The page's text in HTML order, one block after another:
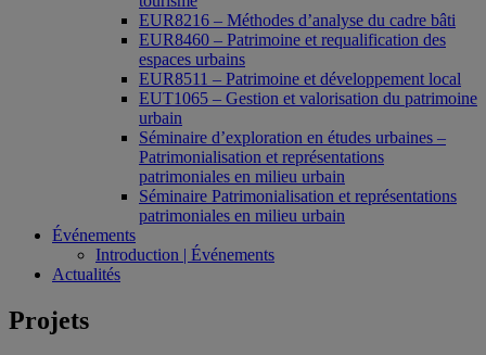
EUR8216 – Méthodes d’analyse du cadre bâti
EUR8460 – Patrimoine et requalification des
espaces urbains
EUR8511 – Patrimoine et développement local
EUT1065 – Gestion et valorisation du patrimoine
urbain
Séminaire d’exploration en études urbaines –
Patrimonialisation et représentations
patrimoniales en milieu urbain
Séminaire Patrimonialisation et représentations
patrimoniales en milieu urbain
Événements
Introduction | Événements
Actualités
Projets